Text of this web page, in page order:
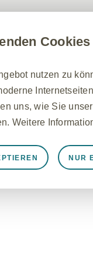
in Deutschland
Myelom
Cookies
nutzen zu
uns, wie Sie
Weitere
Nur unbedingt
die Website
NUR